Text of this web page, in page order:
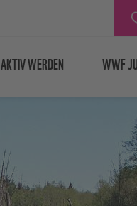
AKTIV WERDEN WWF